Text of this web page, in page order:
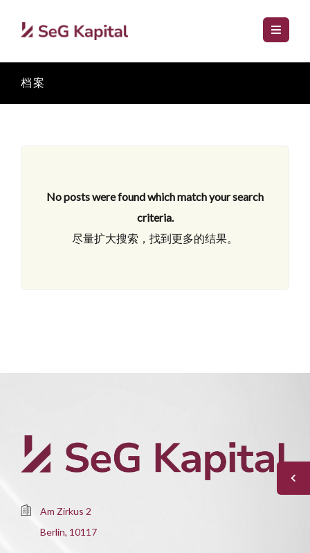
档案
No posts were found which match your search
criteria.
尽量扩大搜索，找到更多的结果。
Am Zirkus 2
Berlin, 10117